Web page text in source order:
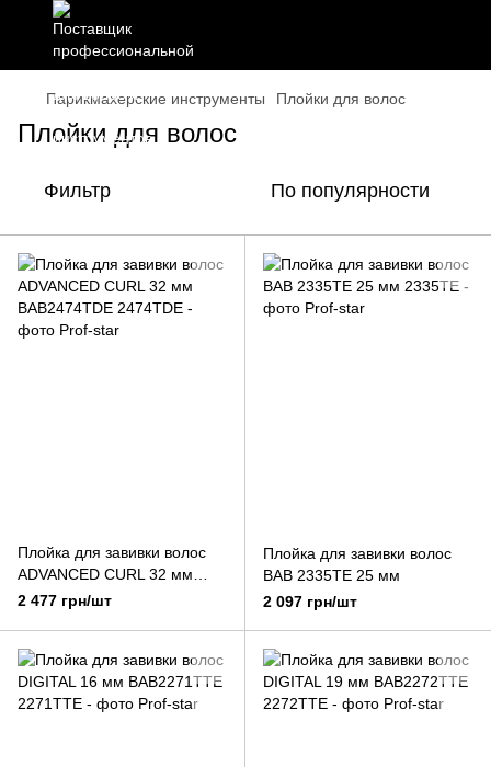
Парикмахерские инструменты Плойки для волос
Плойки для волос
Фильтр По популярности
Плойка для завивки волос
ADVANCED CURL 32 мм
BAB2474TDE
2 477 грн/шт
Плойка для завивки волос
BAB 2335TE 25 мм
2 097 грн/шт